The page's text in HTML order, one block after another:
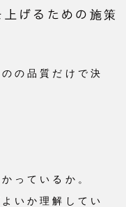
げるための施策
の品質だけで決
っているか。
いか理解してい